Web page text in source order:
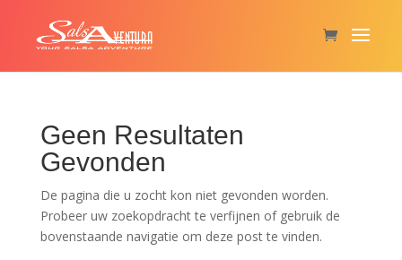
Geen Resultaten
Gevonden
De pagina die u zocht kon niet gevonden worden.
Probeer uw zoekopdracht te verfijnen of gebruik de
bovenstaande navigatie om deze post te vinden.